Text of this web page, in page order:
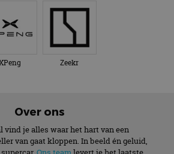
Zeekr
Over ons
vind je alles waar het hart van een
van gaat kloppen. In beeld én geluid,